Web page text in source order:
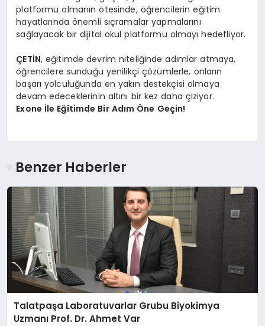
platformu olmanın ötesinde, öğrencilerin eğitim
hayatlarında önemli sıçramalar yapmalarını
sağlayacak bir dijital okul platformu olmayı hedefliyor.
ÇETİN, eğitimde devrim niteliğinde adımlar atmaya,
öğrencilere sunduğu yenilikçi çözümlerle, onların
başarı yolculuğunda en yakın destekçisi olmaya
devam edeceklerinin altını bir kez daha çiziyor.
Exone İle Eğitimde Bir Adım Öne Geçin!
Benzer Haberler
Talatpaşa Laboratuvarlar Grubu Biyokimya
Uzmanı Prof. Dr. Ahmet Var